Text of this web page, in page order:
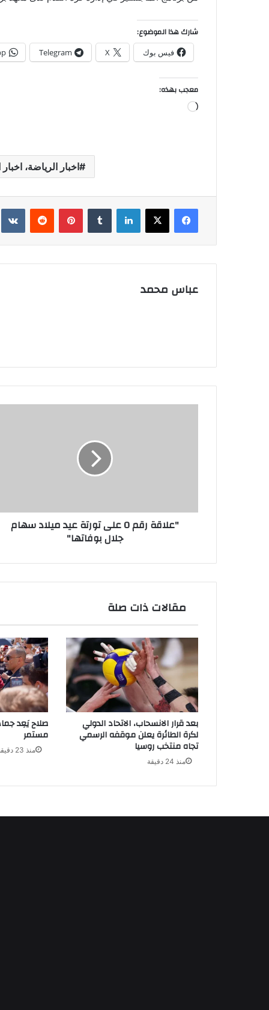
شارك هذا الموضوع:
فيس بوك X
Telegram
معجب بهذه:
جاري
اخبار الرياضة،
فيسبوك ‫X لينكدإن بينتيريست
عباس محمد
جلال
بوفاتها"
"علاقة رقم 0 على تورتة عيد ميلاد سهام
جلال بوفاتها"
مقالات ذات صلة
صلاح يَعِد
مستمر
منذ 23 دقيقة
بعد قرار الانسحاب، الاتحاد الدولي
لكرة الطائرة يعلن موقفه الرسمي
تجاه منتخب روسيا
منذ 24 دقيقة